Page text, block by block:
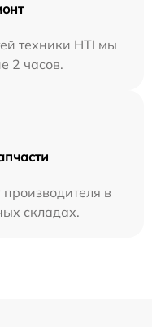
техники HTI мы
2 часов.
в
складах.